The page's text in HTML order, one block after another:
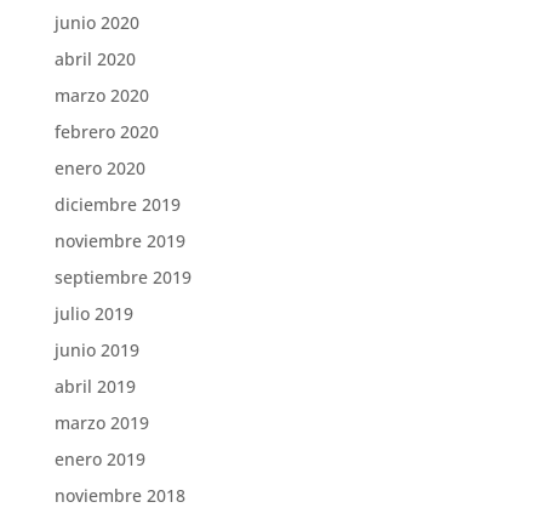
junio 2020
abril 2020
marzo 2020
febrero 2020
enero 2020
diciembre 2019
noviembre 2019
septiembre 2019
julio 2019
junio 2019
abril 2019
marzo 2019
enero 2019
noviembre 2018